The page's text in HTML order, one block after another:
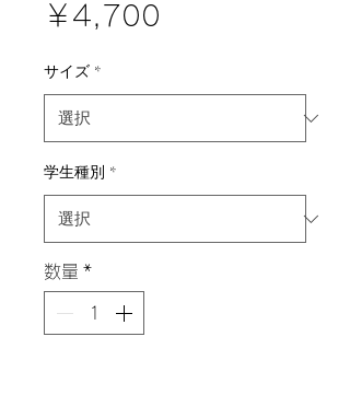
￥4,700
サイズ *
学生種別 *
数量 *